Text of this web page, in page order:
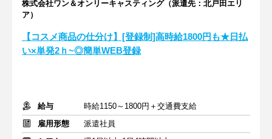
株式会社ワン＆オンリーキャスティング（派遣先：北戸田エリ
ア）
【コスメ商品の仕分け】[登録制]高時給1800円も★日払
い×単発2ｈ~◎簡単WEB登録
給与
時給1150～1800円＋交通費支給
雇用形態
派遣社員